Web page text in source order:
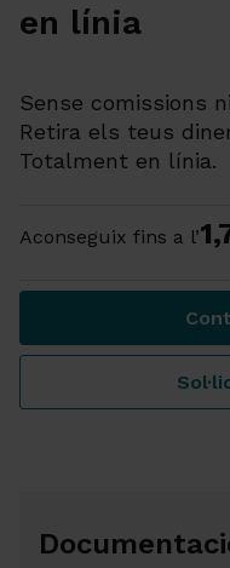
en línia
Sense comissions
Retira els teus
Totalment en línia.
Aconseguix fins a l’